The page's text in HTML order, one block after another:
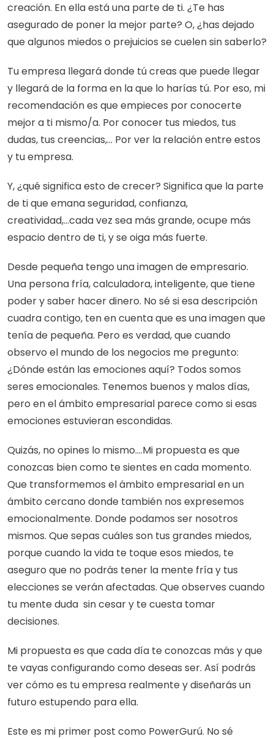
creación. En ella está una parte de ti. ¿Te has
asegurado de poner la mejor parte? O, ¿has dejado
que algunos miedos o prejuicios se cuelen sin saberlo?
Tu empresa llegará donde tú creas que puede llegar
y llegará de la forma en la que lo harías tú. Por eso, mi
recomendación es que empieces por conocerte
mejor a ti mismo/a. Por conocer tus miedos, tus
dudas, tus creencias,... Por ver la relación entre estos
y tu empresa.
Y, ¿qué significa esto de crecer? Significa que la parte
de ti que emana seguridad, confianza,
creatividad,...cada vez sea más grande, ocupe más
espacio dentro de ti, y se oiga más fuerte.
Desde pequeña tengo una imagen de empresario.
Una persona fría, calculadora, inteligente, que tiene
poder y saber hacer dinero. No sé si esa descripción
cuadra contigo, ten en cuenta que es una imagen que
tenía de pequeña. Pero es verdad, que cuando
observo el mundo de los negocios me pregunto:
¿Dónde están las emociones aquí? Todos somos
seres emocionales. Tenemos buenos y malos días,
pero en el ámbito empresarial parece como si esas
emociones estuvieran escondidas.
Quizás, no opines lo mismo....Mi propuesta es que
conozcas bien como te sientes en cada momento.
Que transformemos el ámbito empresarial en un
ámbito cercano donde también nos expresemos
emocionalmente. Donde podamos ser nosotros
mismos. Que sepas cuáles son tus grandes miedos,
porque cuando la vida te toque esos miedos, te
aseguro que no podrás tener la mente fría y tus
elecciones se verán afectadas. Que observes cuando
tu mente duda  sin cesar y te cuesta tomar
decisiones.
Mi propuesta es que cada día te conozcas más y que
te vayas configurando como deseas ser. Así podrás
ver cómo es tu empresa realmente y diseñarás un
futuro estupendo para ella.
Este es mi primer post como PowerGurú. No sé